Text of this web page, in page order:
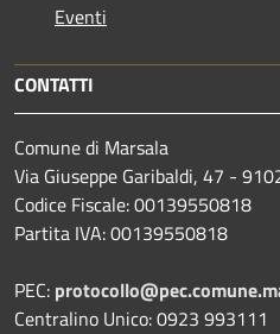
Eventi
CONTATTI
Comune di Marsala
Via Giuseppe Garibaldi, 47 -
Codice Fiscale: 00139550818
Partita IVA: 00139550818
PEC:
Centralino Unico: 0923 993111